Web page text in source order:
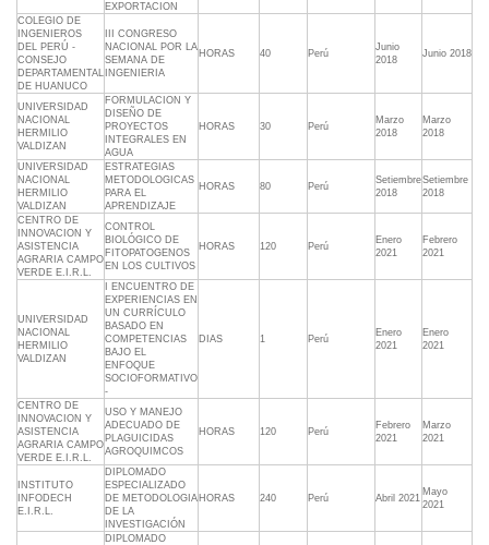
EXPORTACION
COLEGIO DE
INGENIEROS
DEL PERÚ -
CONSEJO
DEPARTAMENTAL
DE HUANUCO
III CONGRESO
NACIONAL POR LA
SEMANA DE
INGENIERIA
HORAS 40 Perú
Junio
2018
Junio 2018
UNIVERSIDAD
NACIONAL
HERMILIO
VALDIZAN
FORMULACION Y
DISEÑO DE
PROYECTOS
INTEGRALES EN
AGUA
HORAS 30 Perú
Marzo
2018
Marzo
2018
UNIVERSIDAD
NACIONAL
HERMILIO
VALDIZAN
ESTRATEGIAS
METODOLOGICAS
PARA EL
APRENDIZAJE
HORAS 80 Perú
Setiembre
2018
Setiembre
2018
CENTRO DE
INNOVACION Y
ASISTENCIA
AGRARIA CAMPO
VERDE E.I.R.L.
CONTROL
BIOLÓGICO DE
FITOPATOGENOS
EN LOS CULTIVOS
HORAS 120 Perú
Enero
2021
Febrero
2021
UNIVERSIDAD
NACIONAL
HERMILIO
VALDIZAN
I ENCUENTRO DE
EXPERIENCIAS EN
UN CURRÍCULO
BASADO EN
COMPETENCIAS
BAJO EL
ENFOQUE
SOCIOFORMATIVO
-
DIAS 1 Perú
Enero
2021
Enero
2021
CENTRO DE
INNOVACION Y
ASISTENCIA
AGRARIA CAMPO
VERDE E.I.R.L.
USO Y MANEJO
ADECUADO DE
PLAGUICIDAS
AGROQUIMCOS
HORAS 120 Perú
Febrero
2021
Marzo
2021
INSTITUTO
INFODECH
E.I.R.L.
DIPLOMADO
ESPECIALIZADO
DE METODOLOGIA
DE LA
INVESTIGACIÓN
HORAS 240 Perú Abril 2021
Mayo
2021
DIPLOMADO